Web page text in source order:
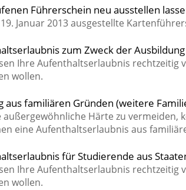
Führerschein neu ausstellen
Januar 2013 ausgestellte
zum Zweck der
Ihre Aufenthaltserlaubnis rechtzeitig
wollen.
aus familiären Gründen (weitere
außergewöhnliche Härte zu vermeiden,
eine Aufenthaltserlaubnis aus
für Studierende aus
Ihre Aufenthaltserlaubnis rechtzeitig
wollen.